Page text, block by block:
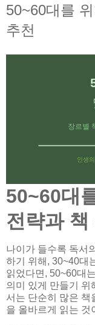
50~60대를
추천
장르별
인생
50~60대
전략과 책
나이가 들수록 독서
하기 위해, 30~40대
읽었다면, 50~60대
의미 있게 만들기 위
서는 단순히 많은 책
을 올바르게 읽는 것